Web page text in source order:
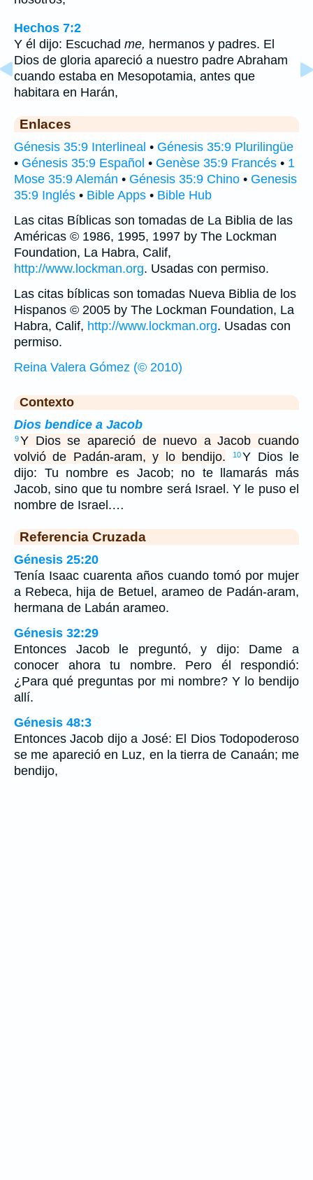
Hechos 7:2
Y él dijo: Escuchad me, hermanos y padres. El
Dios de gloria apareció a nuestro padre Abraham
cuando estaba en Mesopotamia, antes que
habitara en Harán,
Enlaces
Génesis 35:9 Interlineal • Génesis 35:9 Plurilingüe
• Génesis 35:9 Español • Genèse 35:9 Francés • 1
Mose 35:9 Alemán • Génesis 35:9 Chino • Genesis
35:9 Inglés • Bible Apps • Bible Hub
Las citas Bíblicas son tomadas de La Biblia de las
Américas © 1986, 1995, 1997 by The Lockman
Foundation, La Habra, Calif,
http://www.lockman.org. Usadas con permiso.
Las citas bíblicas son tomadas Nueva Biblia de los
Hispanos © 2005 by The Lockman Foundation, La
Habra, Calif, http://www.lockman.org. Usadas con
permiso.
Reina Valera Gómez (© 2010)
Contexto
Dios bendice a Jacob
9Y Dios se apareció de nuevo a Jacob cuando
volvió de Padán-aram, y lo bendijo.
10Y Dios le
dijo: Tu nombre es Jacob; no te llamarás más
Jacob, sino que tu nombre será Israel. Y le puso el
nombre de Israel.…
Referencia Cruzada
Génesis 25:20
Tenía Isaac cuarenta años cuando tomó por mujer
a Rebeca, hija de Betuel, arameo de Padán-aram,
hermana de Labán arameo.
Génesis 32:29
Entonces Jacob le preguntó, y dijo: Dame a
conocer ahora tu nombre. Pero él respondió:
¿Para qué preguntas por mi nombre? Y lo bendijo
allí.
Génesis 48:3
Entonces Jacob dijo a José: El Dios Todopoderoso
se me apareció en Luz, en la tierra de Canaán; me
bendijo,